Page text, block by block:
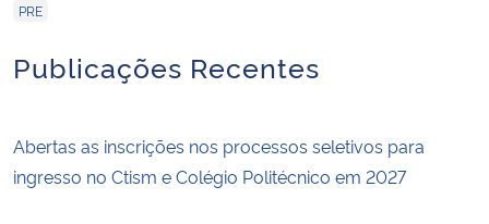
PRE
Publicações Recentes
Abertas as inscrições nos processos seletivos para
ingresso no Ctism e Colégio Politécnico em 2027